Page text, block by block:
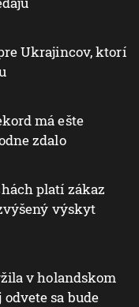
Ukrajincov, ktorí
má ešte
zdalo
platí zákaz
výskyt
v holandskom
sa bude